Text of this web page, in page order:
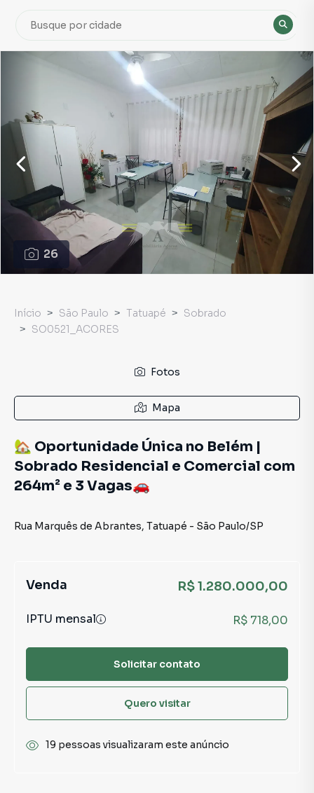
26
Início São Paulo Tatuapé
Sobrado
SO0521_ACORES
Fotos
Mapa
🏡 Oportunidade Única no Belém |
Sobrado Residencial e Comercial com
264m² e 3 Vagas🚗
Rua Marquês de Abrantes, Tatuapé - São Paulo/SP
Venda R$ 1.280.000,00
IPTU mensal R$ 718,00
Solicitar contato
Quero visitar
19 pessoas visualizaram este anúncio